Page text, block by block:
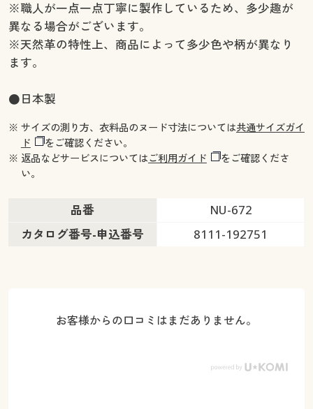
※職人が一点一点丁寧に製作しているため、多少趣が
異なる場合がございます。
※天然革の特性上、商品によって多少色や柄が異なり
ます。
●日本製
※ サイズの測り方、衣料品のヌード寸法については共通サイズガイ
ド
をご確認ください。
※ 返品などサービスについてはご利用ガイド
をご確認くださ
い。
品番
NU-672
カタログ番号-申込番号
8111-192751
お客様からの口コミはまだありません。